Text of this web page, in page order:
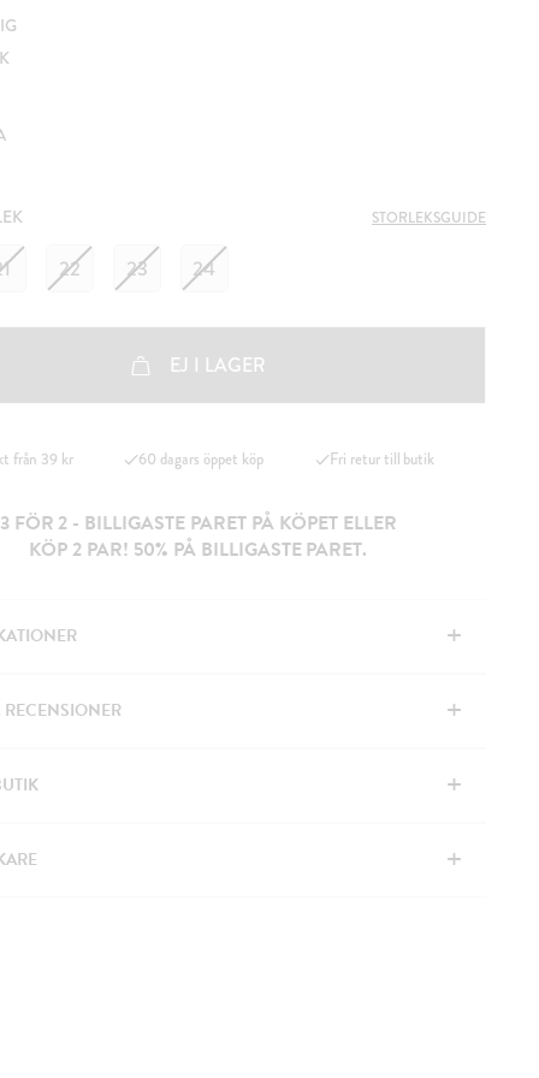
STORLEKSGUIDE
22 23 24
EJ I LAGER
från 39 kr 60 dagars öppet köp Fri retur till butik
3 FÖR 2 - BILLIGASTE PARET PÅ KÖPET ELLER
KÖP 2 PAR! 50% PÅ BILLIGASTE PARET.
+
RECENSIONER +
+
+